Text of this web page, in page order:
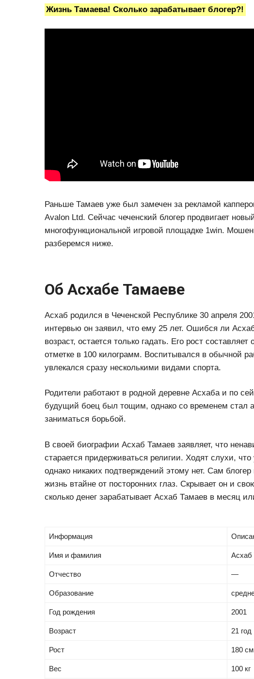
Жизнь Тамаева! Сколько зарабатывает блогер?!
Раньше Тамаев уже был замечен за рекламой
Avalon Ltd. Сейчас чеченский блогер продвигает
многофункциональной игровой площадке 1win.
разберемся ниже.
Об Асхабе Тамаеве
Асхаб родился в Чеченской Республике 30 апреля
интервью он заявил, что ему 25 лет. Ошибся ли
возраст, остается только гадать. Его рост
отметке в 100 килограмм. Воспитывался в обычной
увлекался сразу несколькими видами спорта.
Родители работают в родной деревне Асхаба и по
будущий боец был тощим, однако со временем стал
заниматься борьбой.
В своей биографии Асхаб Тамаев заявляет, что
старается придерживаться религии. Ходят слухи,
однако никаких подтверждений этому нет. Сам
жизнь втайне от посторонних глаз. Скрывает он и
сколько денег зарабатывает Асхаб Тамаев в месяц
Информация
Имя и фамилия Асхаб
Отчество —
Образование
Год рождения 2001
Возраст 21 год
Рост 180 см
Вес 100 кг